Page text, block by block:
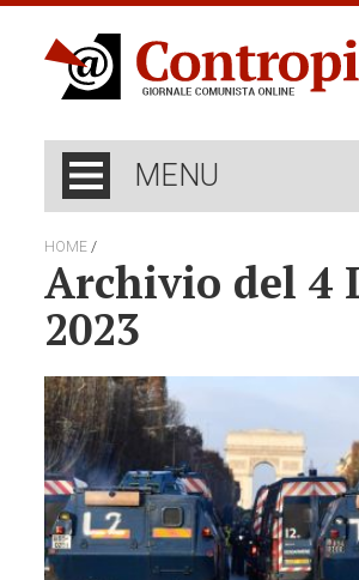
MENU
HOME /
Archivio del 4
2023